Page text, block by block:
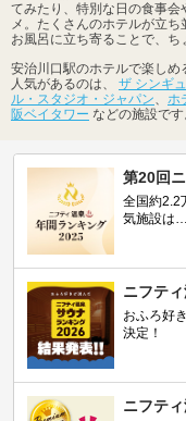
てみたり、特別な日の食事会
メ。たくさんのホテルが立
お風呂に立ち寄ることで、ち
安治川口駅のホテルで楽し
人気があるのは、 ザ シンギ
ル・スタジオ・ジャパン
ホ
阪ベイタワー などの施設で
第20回
全国約2.2
気施設は…
ニフテ
おふろ好
決定！
ニフテ